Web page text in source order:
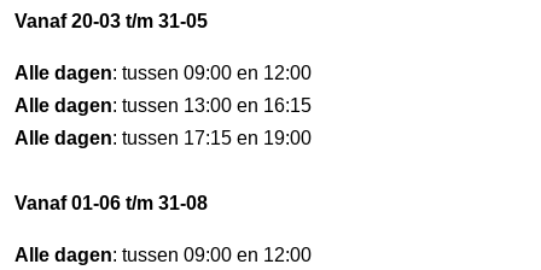
Vanaf 20-03 t/m 31-05
Alle dagen: tussen 09:00 en 12:00
Alle dagen: tussen 13:00 en 16:15
Alle dagen: tussen 17:15 en 19:00
Vanaf 01-06 t/m 31-08
Alle dagen: tussen 09:00 en 12:00